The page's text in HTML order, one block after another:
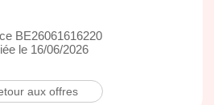
BE26061616220
le 16/06/2026
aux offres